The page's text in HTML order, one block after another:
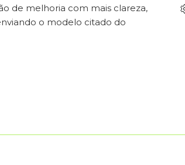
de melhoria com mais clareza,
o modelo citado do